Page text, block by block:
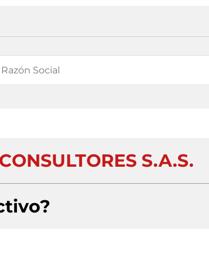
S.A.S.